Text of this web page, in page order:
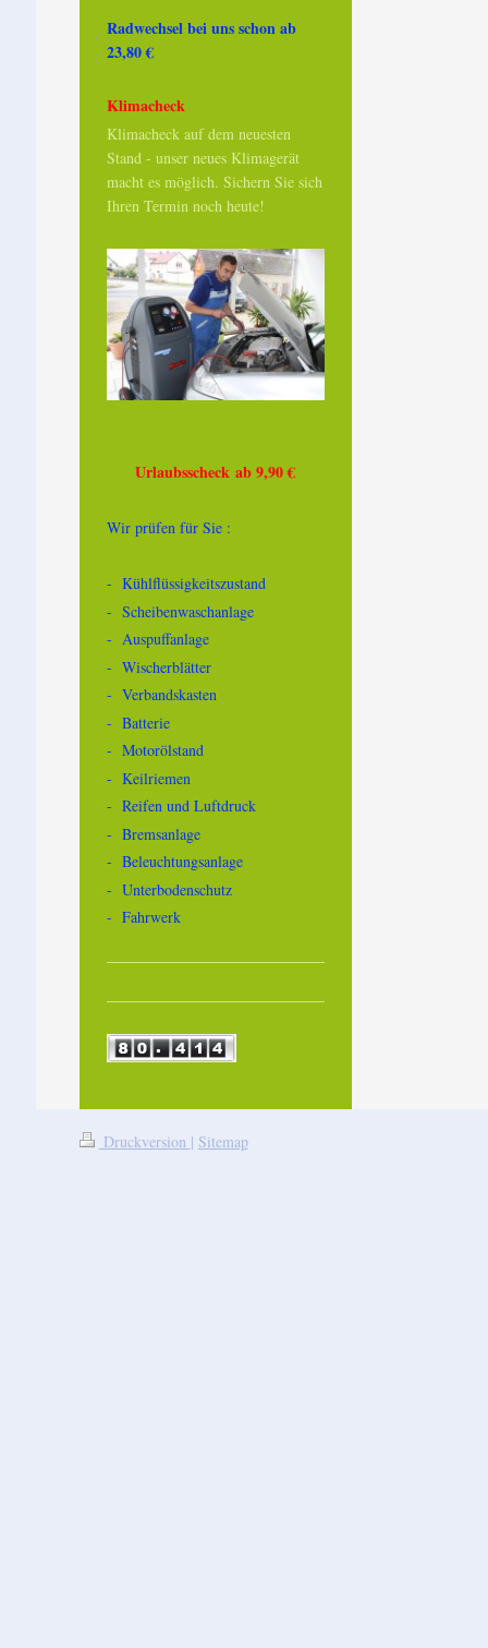
Radwechsel bei uns schon ab
23,80 €
Klimacheck
Klimacheck auf dem neuesten
Stand - unser neues Klimagerät
macht es möglich. Sichern Sie sich
Ihren Termin noch heute!
Urlaubsscheck ab 9,90 €
Wir prüfen für Sie :
- Kühlflüssigkeitszustand
- Scheibenwaschanlage
- Auspuffanlage
- Wischerblätter
- Verbandskasten
- Batterie
- Motorölstand
- Keilriemen
- Reifen und Luftdruck
- Bremsanlage
- Beleuchtungsanlage
- Unterbodenschutz
- Fahrwerk
Druckversion | Sitemap